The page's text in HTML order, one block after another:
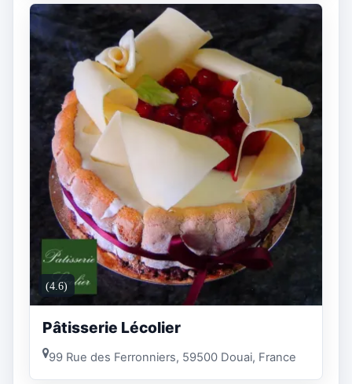
(4.6)
Pâtisserie Lécolier
99 Rue des Ferronniers, 59500 Douai, France